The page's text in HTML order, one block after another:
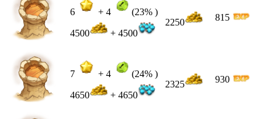
6 + 4 (23% )
4500 + 4500
2250 815
7 + 4 (24% )
4650 + 4650
2325 930